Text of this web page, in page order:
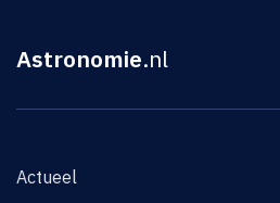
Astronomie.nl
Actueel